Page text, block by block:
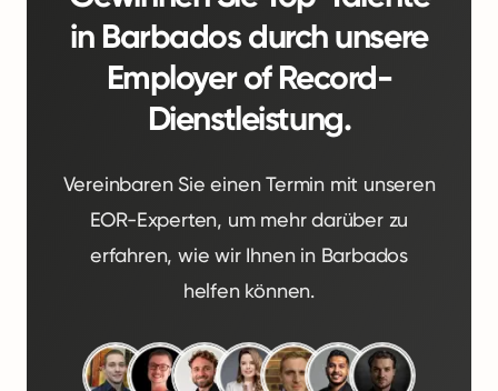
in Barbados durch unsere
Employer of Record-
Dienstleistung.
Vereinbaren Sie einen Termin mit unseren
EOR-Experten, um mehr darüber zu
erfahren, wie wir Ihnen in Barbados
helfen können.